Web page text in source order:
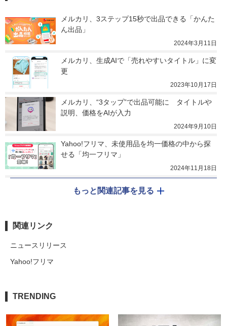
メルカリ、3ステップ15秒で出品できる「かんた
ん出品」
2024年3月11日
メルカリ、生成AIで「売れやすいタイトル」に変
更
2023年10月17日
メルカリ、“3タップ”で出品可能に　タイトルや
説明、価格をAIが入力
2024年9月10日
Yahoo!フリマ、未使用品を均一価格の中から探
せる「均一フリマ」
2024年11月18日
もっと関連記事を見る
関連リンク
ニュースリリース
Yahoo!フリマ
TRENDING